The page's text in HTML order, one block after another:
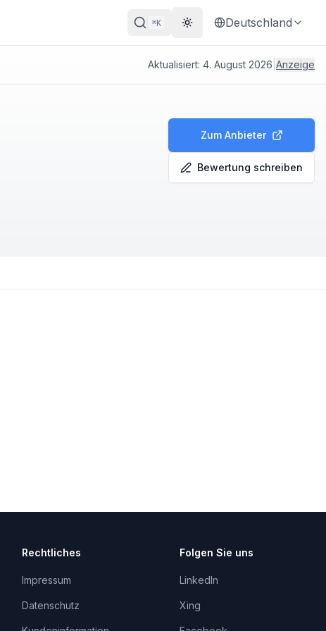
⌘K Theme wechseln
Deutschland
Aktualisiert: 4. August 2026 Anzeige
Zum Anbieter
Bewertung schreiben
Rechtliches
Impressum
Datenschutz
Folgen Sie uns
LinkedIn
Xing